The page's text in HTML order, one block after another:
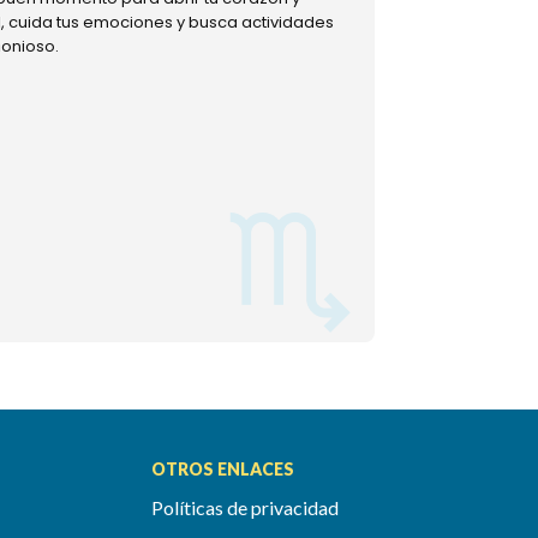
cuida tus emociones y busca actividades
OTROS ENLACES
Políticas de privacidad